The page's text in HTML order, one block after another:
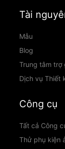
Tài
Mẫu
Blog
Trung tâm trợ
Dịch vụ Thiết
Công cụ
Tất cả Công
Thử phụ kiện